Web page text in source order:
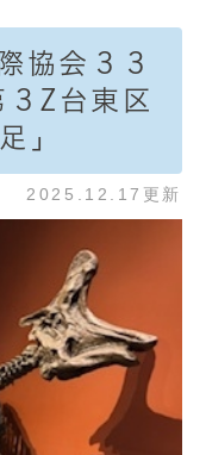
協会３３
Z台東区
」
2025.12.17更新